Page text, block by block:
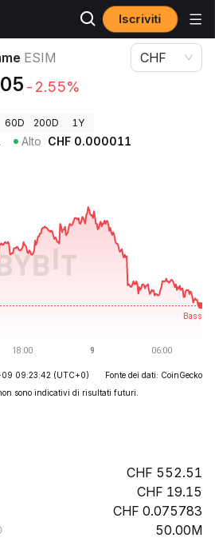
Iscriviti
ESIM
-2.55%
CHF
60D 200D 1Y
Alto CHF 0.000011
09:23:42 (UTC+0)
Fonte dei dati: CoinGecko
sono indicativi di risultati futuri.
552.51
19.15
0.075783
50.00M